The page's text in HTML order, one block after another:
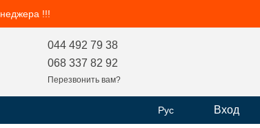
!!!
044 492 79 38
068 337 82 92
Перезвонить вам?
Рус Вход